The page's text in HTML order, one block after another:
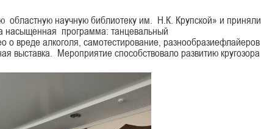
областную научную библиотеку им. Н.К. Крупской» и приняли
насыщенная программа: танцевальный
вреде алкоголя, самотестирование, разнообразиефлайеров
выставка. Мероприятие способствовало развитию кругозора